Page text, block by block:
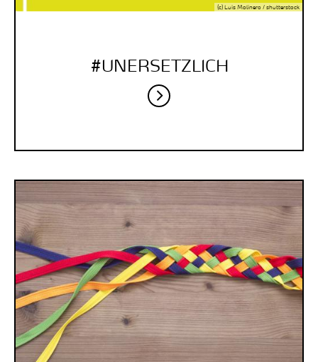
(c) Luis Molinero / shutterstock
#UNERSETZLICH